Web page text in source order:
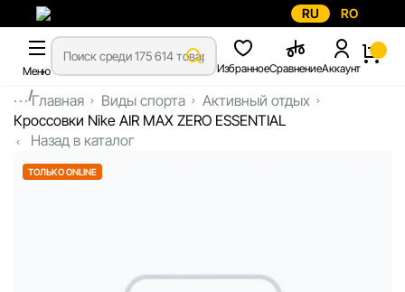
RU RO
Меню ИзбранноеСравнениеАккаунт
...Главная Виды спорта
Активный отдых
Кроссовки Nike AIR MAX ZERO ESSENTIAL
Назад в каталог
ТОЛЬКО ONLINE